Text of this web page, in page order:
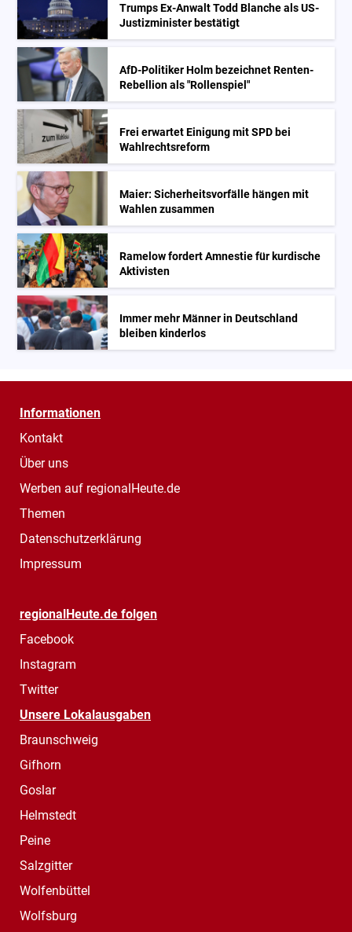
Trumps Ex-Anwalt Todd Blanche als US-
Justizminister bestätigt
AfD-Politiker Holm bezeichnet Renten-
Rebellion als "Rollenspiel"
Frei erwartet Einigung mit SPD bei
Wahlrechtsreform
Maier: Sicherheitsvorfälle hängen mit
Wahlen zusammen
Ramelow fordert Amnestie für kurdische
Aktivisten
Immer mehr Männer in Deutschland
bleiben kinderlos
Informationen
Kontakt
Über uns
Werben auf regionalHeute.de
Themen
Datenschutzerklärung
Impressum
regionalHeute.de folgen
Facebook
Instagram
Twitter
Unsere Lokalausgaben
Braunschweig
Gifhorn
Goslar
Helmstedt
Peine
Salzgitter
Wolfenbüttel
Wolfsburg